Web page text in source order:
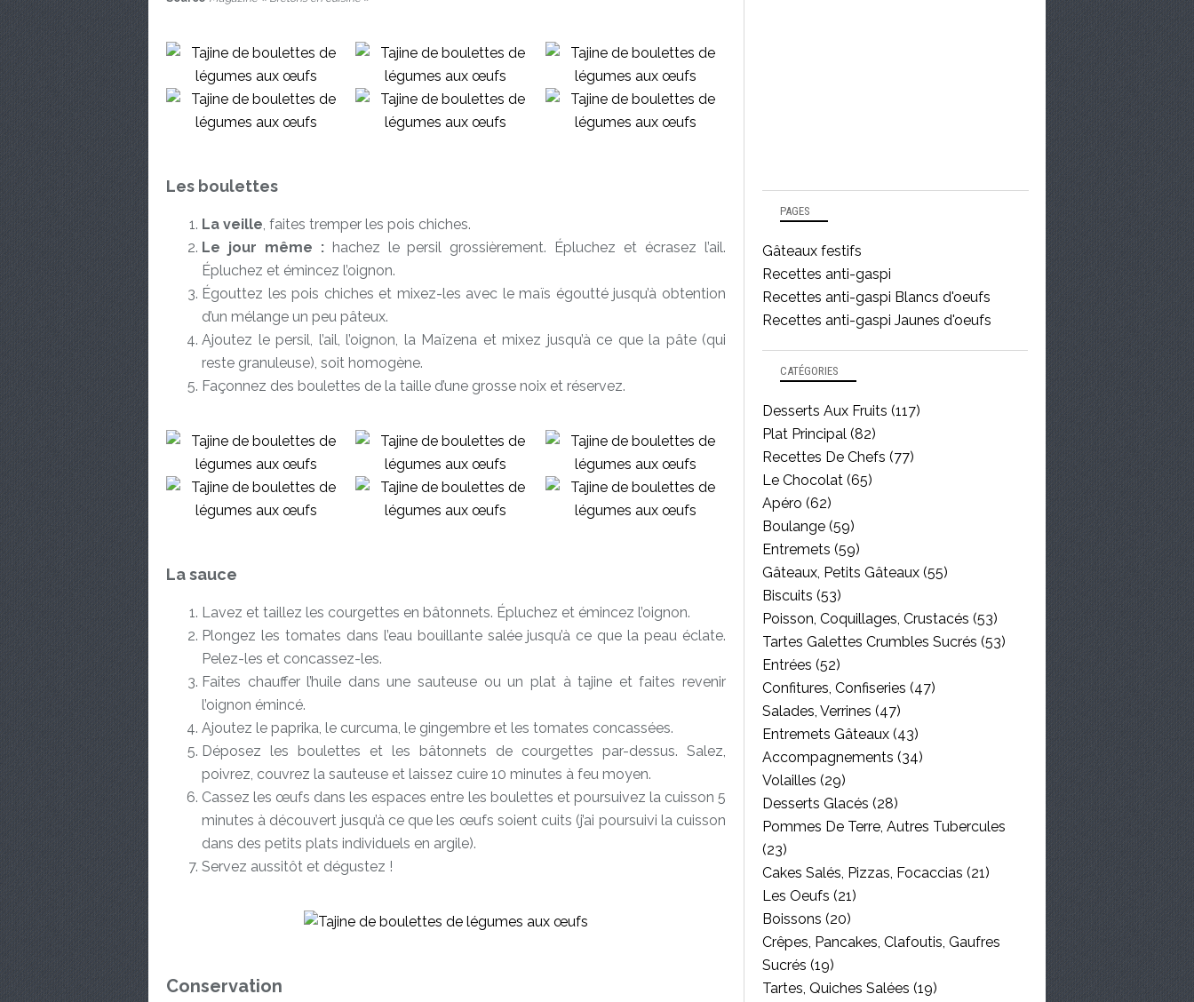
Les boulettes
La veille, faites tremper les pois chiches.
Le jour même :hachez le persil grossièrement. Épluchez et écrasez l’ail.
Épluchez et émincez l’oignon.
Égouttez les pois chiches et mixez-les avec le maïs égoutté jusqu’à obtention
d’un mélange un peu pâteux.
Ajoutez le persil, l’ail, l’oignon, la Maïzena et mixez jusqu’à ce que la pâte (qui
reste granuleuse), soit homogène.
Façonnez des boulettes de la taille d’une grosse noix et réservez.
La sauce
Lavez et taillez les courgettes en bâtonnets. Épluchez et émincez l’oignon.
Plongez les tomates dans l’eau bouillante salée jusqu’à ce que la peau éclate.
Pelez-les et concassez-les.
Faites chauffer l’huile dans une sauteuse ou un plat à tajine et faites revenir
l’oignon émincé.
Ajoutez le paprika, le curcuma, le gingembre et les tomates concassées.
Déposez les boulettes et les bâtonnets de courgettes par-dessus. Salez,
poivrez, couvrez la sauteuse et laissez cuire 10 minutes à feu moyen.
Cassez les œufs dans les espaces entre les boulettes et poursuivez la cuisson 5
minutes à découvert jusqu’à ce que les œufs soient cuits (j’ai poursuivi la cuisson
dans des petits plats individuels en argile).
Servez aussitôt et dégustez !
Conservation
PAGES
Gâteaux festifs
Recettes anti-gaspi
Recettes anti-gaspi Blancs d'oeufs
Recettes anti-gaspi Jaunes d'oeufs
CATÉGORIES
Desserts Aux Fruits (117)
Plat Principal (82)
Recettes De Chefs (77)
Le Chocolat (65)
Apéro (62)
Boulange (59)
Entremets (59)
Gâteaux, Petits Gâteaux (55)
Biscuits (53)
Poisson, Coquillages, Crustacés (53)
Tartes Galettes Crumbles Sucrés (53)
Entrées (52)
Confitures, Confiseries (47)
Salades, Verrines (47)
Entremets Gâteaux (43)
Accompagnements (34)
Volailles (29)
Desserts Glacés (28)
Pommes De Terre, Autres Tubercules
(23)
Cakes Salés, Pizzas, Focaccias (21)
Les Oeufs (21)
Boissons (20)
Crêpes, Pancakes, Clafoutis, Gaufres
Sucrés (19)
Tartes, Quiches Salées (19)